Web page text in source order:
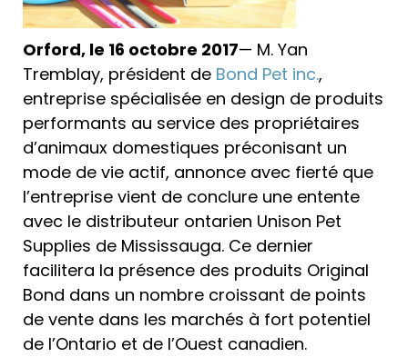
Orford, le 16 octobre 2017— M. Yan
Tremblay, président de Bond Pet inc.,
entreprise spécialisée en design de produits
performants au service des propriétaires
d’animaux domestiques préconisant un
mode de vie actif, annonce avec fierté que
l’entreprise vient de conclure une entente
avec le distributeur ontarien Unison Pet
Supplies de Mississauga. Ce dernier
facilitera la présence des produits Original
Bond dans un nombre croissant de points
de vente dans les marchés à fort potentiel
de l’Ontario et de l’Ouest canadien.